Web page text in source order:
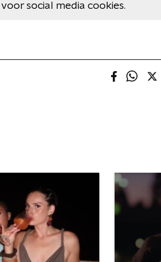
voor social media cookies.